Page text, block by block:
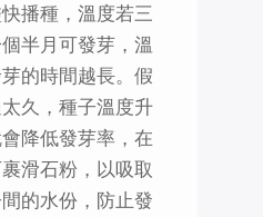
播種，溫度若三
半月可發芽，溫
的時間越長。假
久，種子溫度升
降低發芽率，在
滑石粉，以吸取
的水份，防止發